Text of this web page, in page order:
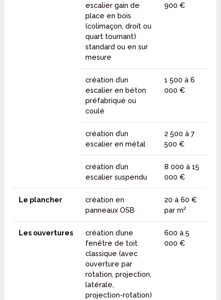
escalier gain de
place en bois
(colimaçon, droit ou
quart tournant)
standard ou en sur
mesure
900 €
création d’un
escalier en béton
préfabriqué ou
coulé
1 500 à 6
000 €
création d’un
escalier en métal
2 500 à 7
500 €
création d’un
escalier suspendu
8 000 à 15
000 €
Le plancher
création en
panneaux OSB
20 à 60 €
par m²
Les ouvertures
création d’une
fenêtre de toit
classique (avec
ouverture par
rotation, projection,
latérale,
projection-rotation)
600 à 5
000 €